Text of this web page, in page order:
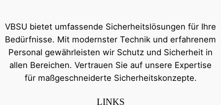
VBSU bietet umfassende Sicherheitslösungen für Ihre
Bedürfnisse. Mit modernster Technik und erfahrenem
Personal gewährleisten wir Schutz und Sicherheit in
allen Bereichen. Vertrauen Sie auf unsere Expertise
für maßgeschneiderte Sicherheitskonzepte.
LINKS